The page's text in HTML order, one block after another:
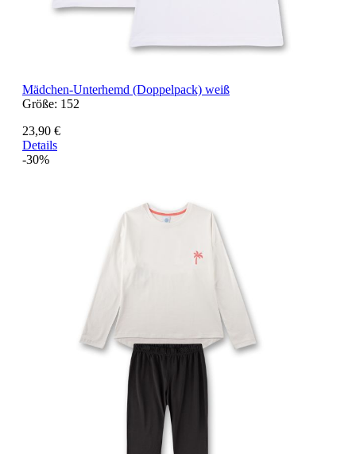
Mädchen-Unterhemd (Doppelpack) weiß
Größe: 152
23,90 €
Details
-30%